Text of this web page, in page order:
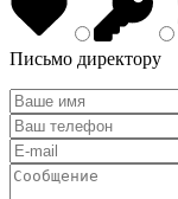
Письмо директору